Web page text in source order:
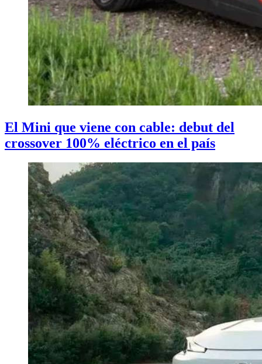
El Mini que viene con cable: debut del
crossover 100% eléctrico en el país